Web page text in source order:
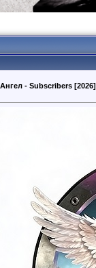
- Subscribers [2026]